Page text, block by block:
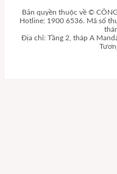
Bản quyền thuộc về ©
Hotline: 1900 6536. Mã số
Địa chỉ: Tầng 2, tháp A